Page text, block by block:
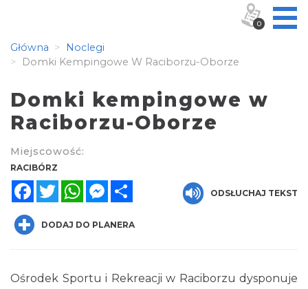
Główna
Noclegi
Domki Kempingowe W Raciborzu-Oborze
Domki kempingowe w
Raciborzu-Oborze
Miejscowość:
RACIBÓRZ
FacebookTwitterWhatsAppMessenger
ODSŁUCHAJ TEKST
DODAJ DO PLANERA
Ośrodek Sportu i Rekreacji w Raciborzu dysponuje
0